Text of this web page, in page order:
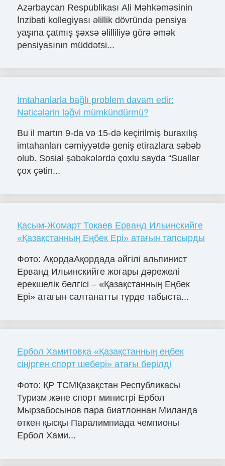
Azərbaycan Respublikası Ali Məhkəməsinin
İnzibati kollegiyası əlillik dövründə pensiya
yaşına çatmış şəxsə əlilliliyə görə əmək
pensiyasının müddətsi...
İmtahanlarla bağlı problem davam edir:
Nəticələrin ləğvi mümkündürmü?
Bu il martın 9-da və 15-də keçirilmiş buraxılış
imtahanları cəmiyyətdə geniş etirazlara səbəb
olub. Sosial şəbəkələrdə çoxlu sayda “Suallar
çox çətin...
Қасым-Жомарт Тоқаев Ерванд Ильинскийге
«Қазақстанның Еңбек Ері» атағын тапсырды
Фото: АқордаАқордада әйгілі альпинист
Ерванд Ильинскийге жоғары дәрежелі
ерекшелік белгісі – «Қазақстанның Еңбек
Ері» атағын салтанатты түрде табыста...
Ербол Хамитовқа «Қазақстанның еңбек
сіңірген спорт шебері» атағы берілді
Фото: ҚР ТСМҚазақстан Республикасы
Туризм және спорт министрі Ербол
Мырзабосынов пара биатлоннан Миланда
өткен қысқы Паралимпиада чемпионы
Ербол Хами...